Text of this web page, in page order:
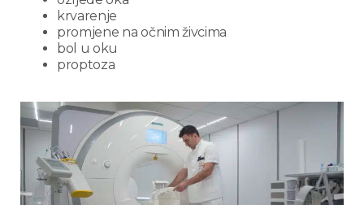
krvarenje
promjene na očnim živcima
bol u oku
proptoza